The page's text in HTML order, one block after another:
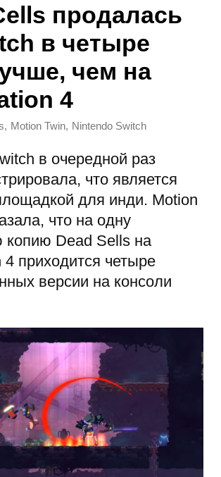
продалась
в четыре
чем на
4
, Motion Twin, Nintendo Switch
в очередной раз
что является
для инди. Motion
что на одну
копию Dead Sells на
приходится четыре
версии на консоли